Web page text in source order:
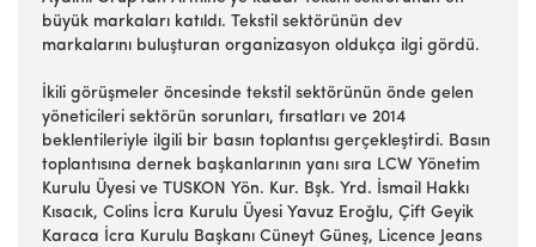
büyük markaları katıldı. Tekstil sektörünün dev
markalarını buluşturan organizasyon oldukça ilgi gördü.
İkili görüşmeler öncesinde tekstil sektörünün önde gelen
yöneticileri sektörün sorunları, fırsatları ve 2014
beklentileriyle ilgili bir basın toplantısı gerçekleştirdi. Basın
toplantısına dernek başkanlarının yanı sıra LCW Yönetim
Kurulu Üyesi ve TUSKON Yön. Kur. Bşk. Yrd. İsmail Hakkı
Kısacık, Colins İcra Kurulu Üyesi Yavuz Eroğlu, Çift Geyik
Karaca İcra Kurulu Başkanı Cüneyt Güneş, Licence Jeans